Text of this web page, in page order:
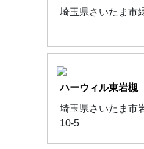
埼玉県さいたま市
ハーウィル東岩槻
埼玉県さいたま市
10-5